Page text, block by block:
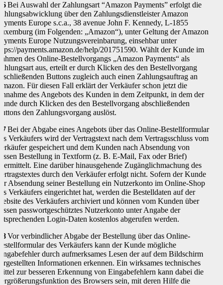
Bei Auswahl der Zahlungsart “Amazon Payments” erfolgt die
über den Zahlungsdienstleister Amazon
Europe s.c.a., 38 avenue John F. Kennedy, L-1855
(im Folgenden: „Amazon“), unter Geltung der Amazon
Europe Nutzungsvereinbarung, einsehbar unter
payments.amazon.de/help/201751590. Wählt der Kunde im
des Online-Bestellvorgangs „Amazon Payments“ als
aus, erteilt er durch Klicken des den Bestellvorgang
Buttons zugleich auch einen Zahlungsauftrag an
Für diesen Fall erklärt der Verkäufer schon jetzt die
des Angebots des Kunden in dem Zeitpunkt, in dem der
durch Klicken des den Bestellvorgang abschließenden
den Zahlungsvorgang auslöst.
Bei der Abgabe eines Angebots über das Online-Bestellformular
Verkäufers wird der Vertragstext nach dem Vertragsschluss vom
gespeichert und dem Kunden nach Absendung von
Bestellung in Textform (z. B. E-Mail, Fax oder Brief)
Eine darüber hinausgehende Zugänglichmachung des
durch den Verkäufer erfolgt nicht. Sofern der Kunde
Absendung seiner Bestellung ein Nutzerkonto im Online-Shop
Verkäufers eingerichtet hat, werden die Bestelldaten auf der
des Verkäufers archiviert und können vom Kunden über
passwortgeschütztes Nutzerkonto unter Angabe der
Login-Daten kostenlos abgerufen werden.
Vor verbindlicher Abgabe der Bestellung über das Online-
des Verkäufers kann der Kunde mögliche
durch aufmerksames Lesen der auf dem Bildschirm
Informationen erkennen. Ein wirksames technisches
zur besseren Erkennung von Eingabefehlern kann dabei die
des Browsers sein, mit deren Hilfe die